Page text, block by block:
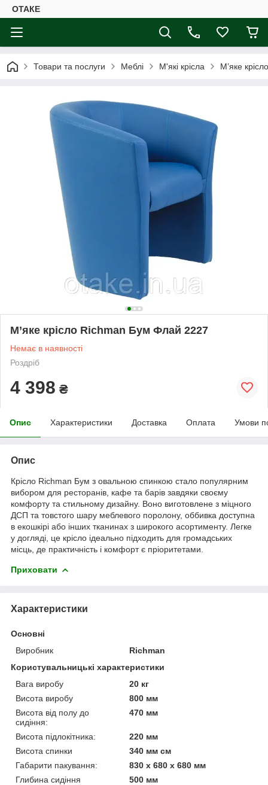
ОТАКЕ
Товари та послуги Меблі М'які крісла М’яке
М’яке крісло Richman Бум Флай 2227
Немає в наявності
Роздріб
4 398 ₴
Опис Характеристики Доставка Оплата Умови
Опис
Крісло Richman Бум з овальною спинкою стало популярним
вибором для ресторанів, кафе та барів завдяки своєму
комфорту та стильному дизайну. Воно виготовлене з міцного
ДСП та товстого шару меблевого поролону, оббивка доступна
в екошкірі або інших тканинах з широкого асортименту. Легке
у догляді, це крісло ідеально підходить для громадських
місць, де практичність і комфорт є пріоритетами.
Приховати
Характеристики
Основні
Виробник
Richman
Користувальницькі характеристики
Вага виробу
20 кг
Висота виробу
800 мм
Висота від полу до
сидіння:
470 мм
Висота підлокітника:
220 мм
Висота спинки
340 мм см
Габарити пакування:
830 x 680 x 680 мм
Глибина сидіння
500 мм